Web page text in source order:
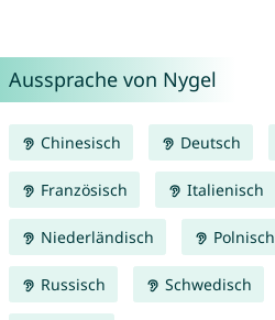
Aussprache von Nygel
Chinesisch Deutsch
Französisch Italienisch
Niederländisch Polnisch
Russisch Schwedisch